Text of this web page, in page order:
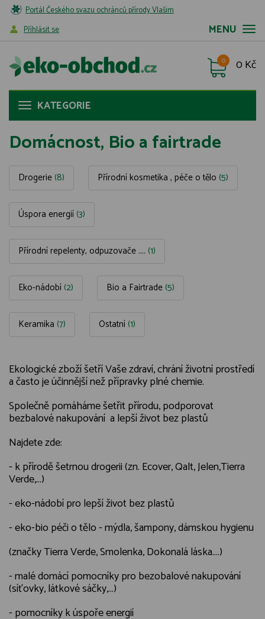
Portál Českého svazu ochránců přírody Vlašim
MENU
Příhlásit se
0 Kč
0
KATEGORIE
Domácnost, Bio a fairtrade
Drogerie (8) Přírodní kosmetika , péče o tělo (5)
Úspora energií (3)
Přírodní repelenty, odpuzovače .... (1)
Eko-nádobí (2) Bio a Fairtrade (5)
Keramika (7) Ostatní (1)
Ekologické zboží šetří Vaše zdraví, chrání životní prostředí
a často je účinnější než přípravky plné chemie.
Společně pomáháme šetřit přírodu, podporovat
bezbalové nakupování a lepší život bez plastů
Najdete zde:
- k přírodě šetrnou drogerii (zn. Ecover, Qalt, Jelen,Tierra
Verde,...)
- eko-nádobí pro lepší život bez plastů
- eko-bio péči o tělo - mýdla, šampony, dámskou hygienu
(značky Tierra Verde, Smolenka, Dokonalá láska....)
- malé domácí pomocníky pro bezobalové nakupování
(síťovky, látkové sáčky,...)
- pomocníky k úspoře energií